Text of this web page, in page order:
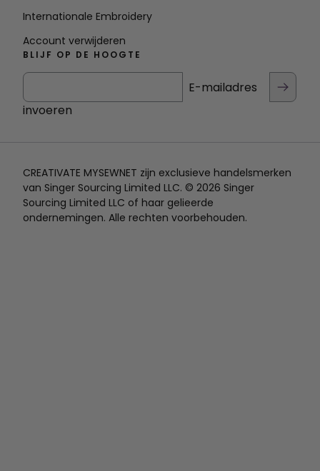
Internationale Embroidery
Account verwijderen
BLIJF OP DE HOOGTE
E-mailadres
invoeren
CREATIVATE MYSEWNET zijn exclusieve handelsmerken
van Singer Sourcing Limited LLC. © 2026 Singer
Sourcing Limited LLC of haar gelieerde
ondernemingen. Alle rechten voorbehouden.